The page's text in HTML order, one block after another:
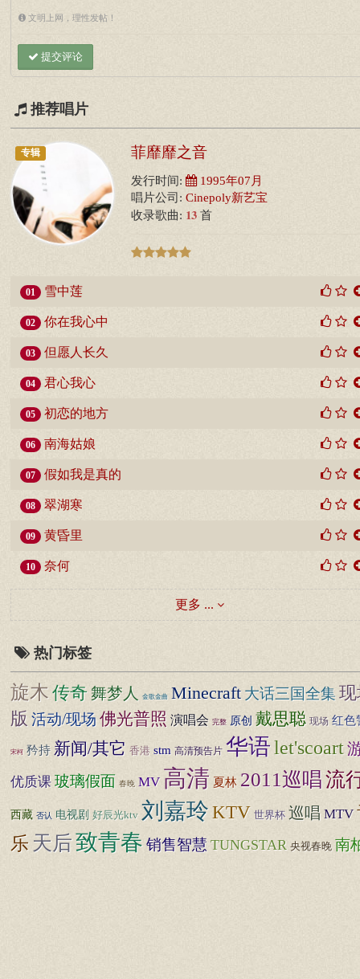
文明上网，理性发帖！
提交评论
推荐唱片
专辑 菲靡靡之音
发行时间: 1995年07月
唱片公司: Cinepoly新艺宝
收录歌曲: 13 首
01 雪中莲
02 你在我心中
03 但愿人长久
04 君心我心
05 初恋的地方
06 南海姑娘
07 假如我是真的
08 翠湖寒
09 黄昏里
10 奈何
更多 ...
热门标签
旋木 传奇 舞梦人 金歌金曲 Minecraft 大话三国全集
版 活动/现场佛光普照 演唱会 完整 原创 戴思聪 现场 红色
宋柯 矜持 新闻/其它 香港 stm 高清预告片 华语let'scoart
优质课 玻璃假面 春晚 MV 高清 夏林 2011巡唱流
西藏 否认 电视剧 好辰光ktv 刘嘉玲KTV 世界杯 巡唱 MTV
乐 天后致青春 销售智慧 TUNGSTAR 央视春晚 南